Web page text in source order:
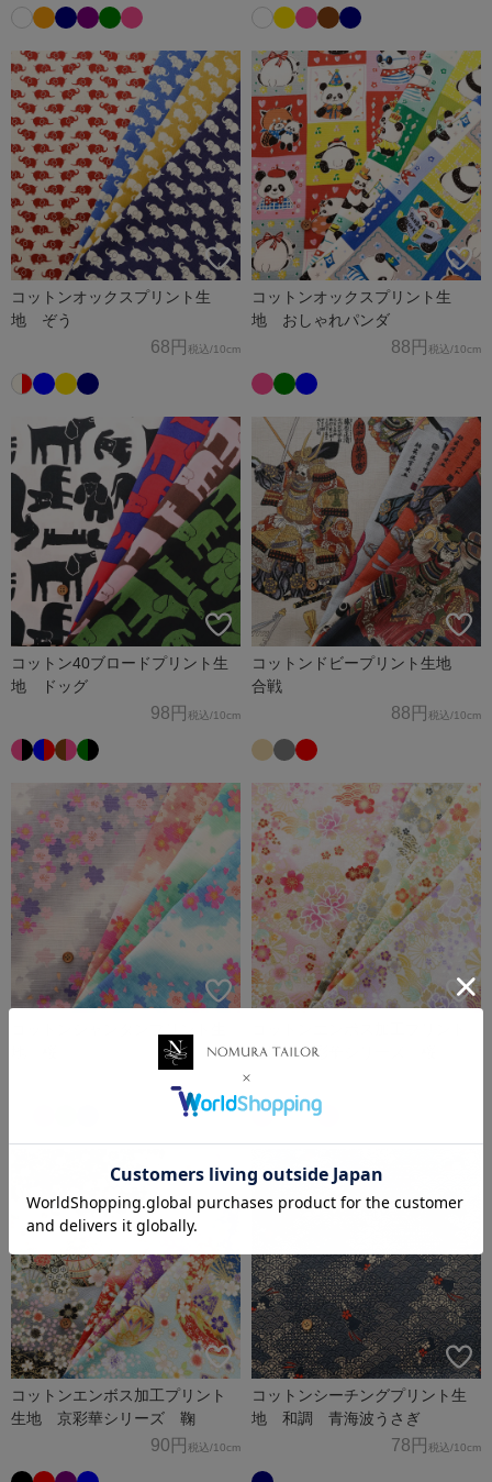
コットンオックスプリント生
地 ぞう
68円 税込/10cm
コットンオックスプリント生
地 おしゃれパンダ
88円 税込/10cm
コットン40ブロードプリント生
地 ドッグ
98円 税込/10cm
コットンドビープリント生地
合戦
88円 税込/10cm
生地 京彩華シリーズ 桜
コットンエンボス加工プリント
生地 京彩華シリーズ 鞠
90円 税込/10cm
コットンシーチングプリント生
地 和調 青海波うさぎ
78円 税込/10cm